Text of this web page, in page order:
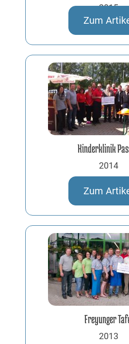
2015
Zum
Kinderklinik
2014
Zum
Freyunger
2013